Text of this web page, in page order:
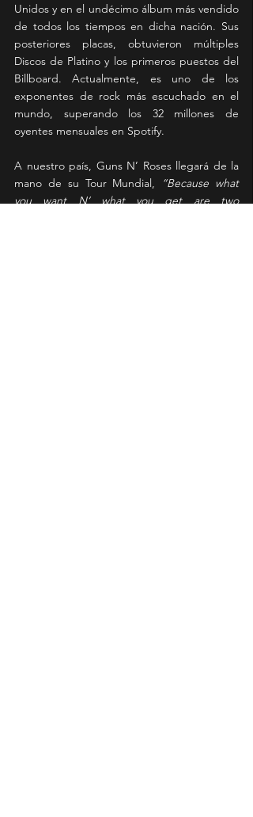
Unidos y en el undécimo álbum más vendido
de todos los tiempos en dicha nación. Sus
posteriores placas, obtuvieron múltiples
Discos de Platino y los primeros puestos del
Billboard. Actualmente, es uno de los
exponentes de rock más escuchado en el
mundo, superando los 32 millones de
oyentes mensuales en Spotify.
A nuestro país, Guns N’ Roses llegará de la
mano de su Tour Mundial,
“Because what
you want N’ what you get are two